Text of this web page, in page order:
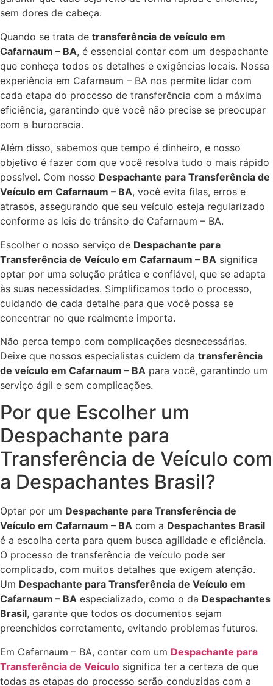
sem dores de cabeça.
Quando se trata de transferência de veículo em
Cafarnaum – BA, é essencial contar com um despachante
que conheça todos os detalhes e exigências locais. Nossa
experiência em Cafarnaum – BA nos permite lidar com
cada etapa do processo de transferência com a máxima
eficiência, garantindo que você não precise se preocupar
com a burocracia.
Além disso, sabemos que tempo é dinheiro, e nosso
objetivo é fazer com que você resolva tudo o mais rápido
possível. Com nosso Despachante para Transferência de
Veículo em Cafarnaum – BA, você evita filas, erros e
atrasos, assegurando que seu veículo esteja regularizado
conforme as leis de trânsito de Cafarnaum – BA.
Escolher o nosso serviço de Despachante para
Transferência de Veículo em Cafarnaum – BA significa
optar por uma solução prática e confiável, que se adapta
às suas necessidades. Simplificamos todo o processo,
cuidando de cada detalhe para que você possa se
concentrar no que realmente importa.
Não perca tempo com complicações desnecessárias.
Deixe que nossos especialistas cuidem da transferência
de veículo em Cafarnaum – BA para você, garantindo um
serviço ágil e sem complicações.
Por que Escolher um
Despachante para
Transferência de Veículo com
a Despachantes Brasil?
Optar por um Despachante para Transferência de
Veículo em Cafarnaum – BA com a Despachantes Brasil
é a escolha certa para quem busca agilidade e eficiência.
O processo de transferência de veículo pode ser
complicado, com muitos detalhes que exigem atenção.
Um Despachante para Transferência de Veículo em
Cafarnaum – BA especializado, como o da Despachantes
Brasil, garante que todos os documentos sejam
preenchidos corretamente, evitando problemas futuros.
Em Cafarnaum – BA, contar com um Despachante para
Transferência de Veículo significa ter a certeza de que
todas as etapas do processo serão conduzidas com a